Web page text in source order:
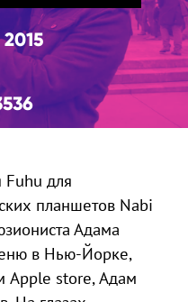
2015
для
планшетов Nabi
Адама
в Нью-Йорке,
Apple store, Адам